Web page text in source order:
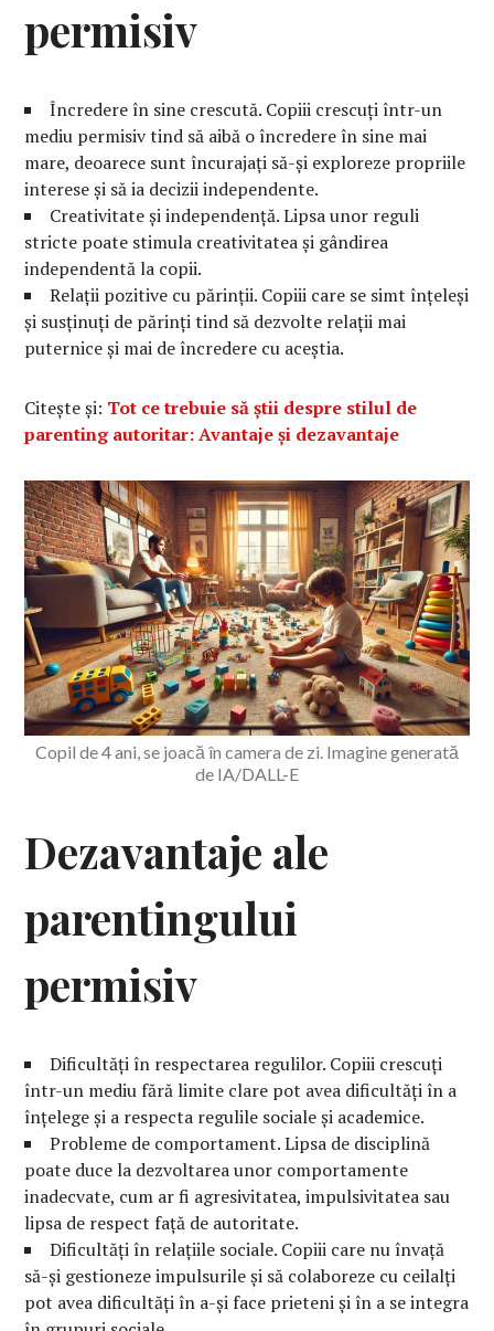
permisiv
Încredere în sine crescută. Copiii crescuți într-un
mediu permisiv tind să aibă o încredere în sine mai
mare, deoarece sunt încurajați să-și exploreze propriile
interese și să ia decizii independente.
Creativitate și independență. Lipsa unor reguli
stricte poate stimula creativitatea și gândirea
independentă la copii.
Relații pozitive cu părinții. Copiii care se simt înțeleși
și susținuți de părinți tind să dezvolte relații mai
puternice și mai de încredere cu aceștia.
Citește și: Tot ce trebuie să știi despre stilul de
parenting autoritar: Avantaje și dezavantaje
Copil de 4 ani, se joacă în camera de zi. Imagine generată
de IA/DALL-E
Dezavantaje ale
parentingului
permisiv
Dificultăți în respectarea regulilor. Copiii crescuți
într-un mediu fără limite clare pot avea dificultăți în a
înțelege și a respecta regulile sociale și academice.
Probleme de comportament. Lipsa de disciplină
poate duce la dezvoltarea unor comportamente
inadecvate, cum ar fi agresivitatea, impulsivitatea sau
lipsa de respect față de autoritate.
Dificultăți în relațiile sociale. Copiii care nu învață
să-și gestioneze impulsurile și să colaboreze cu ceilalți
pot avea dificultăți în a-și face prieteni și în a se integra